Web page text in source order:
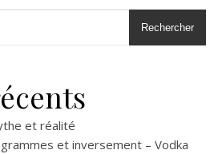
Rechercher
et réalité
et inversement – Vodka